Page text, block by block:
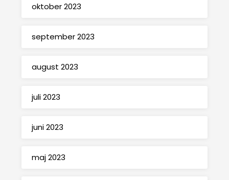
oktober 2023
september 2023
august 2023
juli 2023
juni 2023
maj 2023